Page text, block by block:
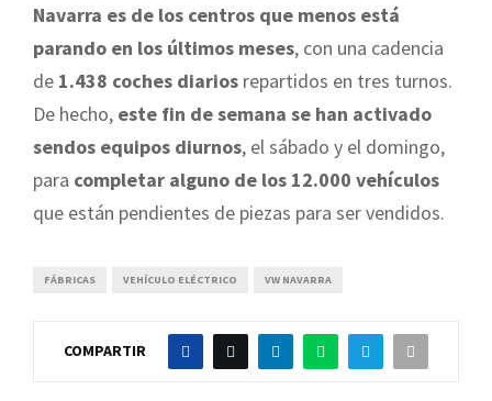
Navarra es de los centros que menos está
parando en los últimos meses, con una cadencia
de 1.438 coches diarios repartidos en tres turnos.
De hecho, este fin de semana se han activado
sendos equipos diurnos, el sábado y el domingo,
para completar alguno de los 12.000 vehículos
que están pendientes de piezas para ser vendidos.
FÁBRICAS VEHÍCULO ELÉCTRICO VW NAVARRA
COMPARTIR